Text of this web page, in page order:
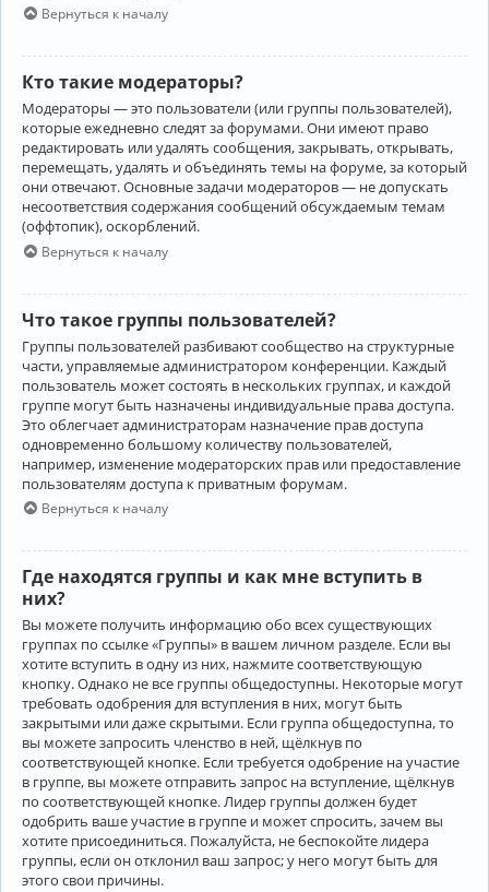
Вернуться к началу
Кто такие модераторы?
Модераторы — это пользователи (или группы пользователей),
которые ежедневно следят за форумами. Они имеют право
редактировать или удалять сообщения, закрывать, открывать,
перемещать, удалять и объединять темы на форуме, за который
они отвечают. Основные задачи модераторов — не допускать
несоответствия содержания сообщений обсуждаемым темам
(оффтопик), оскорблений.
Вернуться к началу
Что такое группы пользователей?
Группы пользователей разбивают сообщество на структурные
части, управляемые администратором конференции. Каждый
пользователь может состоять в нескольких группах, и каждой
группе могут быть назначены индивидуальные права доступа.
Это облегчает администраторам назначение прав доступа
одновременно большому количеству пользователей,
например, изменение модераторских прав или предоставление
пользователям доступа к приватным форумам.
Вернуться к началу
Где находятся группы и как мне вступить в
них?
Вы можете получить информацию обо всех существующих
группах по ссылке «Группы» в вашем личном разделе. Если вы
хотите вступить в одну из них, нажмите соответствующую
кнопку. Однако не все группы общедоступны. Некоторые могут
требовать одобрения для вступления в них, могут быть
закрытыми или даже скрытыми. Если группа общедоступна, то
вы можете запросить членство в ней, щёлкнув по
соответствующей кнопке. Если требуется одобрение на участие
в группе, вы можете отправить запрос на вступление, щёлкнув
по соответствующей кнопке. Лидер группы должен будет
одобрить ваше участие в группе и может спросить, зачем вы
хотите присоединиться. Пожалуйста, не беспокойте лидера
группы, если он отклонил ваш запрос; у него могут быть для
этого свои причины.